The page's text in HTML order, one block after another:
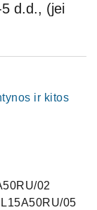
d.d., (jei
ir kitos
02
05